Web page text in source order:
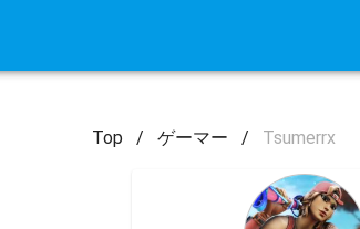
Top / ゲーマー / Tsumerrx